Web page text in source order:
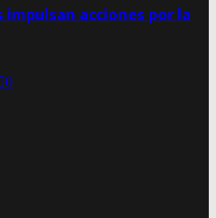
acciones por la
0